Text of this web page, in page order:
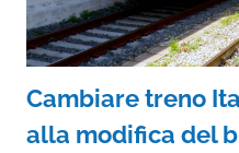
Cambiare treno
alla modifica del